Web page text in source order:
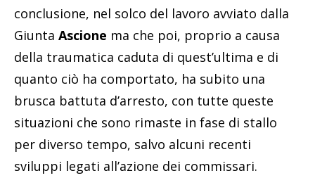
conclusione, nel solco del lavoro avviato dalla
Giunta Ascione ma che poi, proprio a causa
della traumatica caduta di quest’ultima e di
quanto ciò ha comportato, ha subito una
brusca battuta d’arresto, con tutte queste
situazioni che sono rimaste in fase di stallo
per diverso tempo, salvo alcuni recenti
sviluppi legati all’azione dei commissari.